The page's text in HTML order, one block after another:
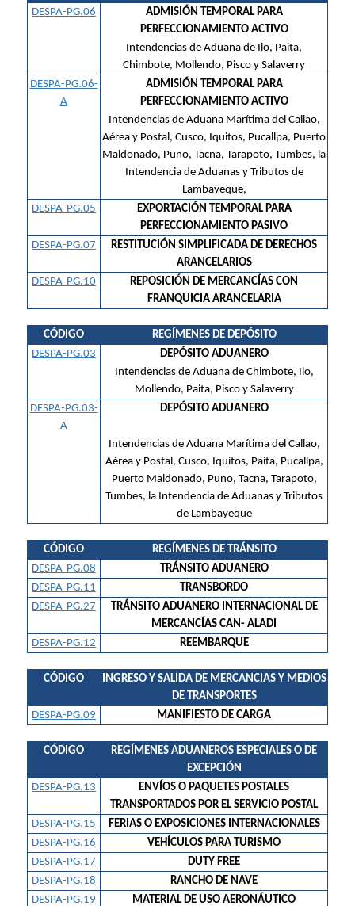
DESPA-PG.06
ADMISIÓN TEMPORAL PARA
PERFECCIONAMIENTO ACTIVO
Intendencias de Aduana de Ilo, Paita,
Chimbote, Mollendo, Pisco y Salaverry
DESPA-PG.06-
A
ADMISIÓN TEMPORAL PARA
PERFECCIONAMIENTO ACTIVO
Intendencias de Aduana Marítima del Callao,
Aérea y Postal, Cusco, Iquitos, Pucallpa, Puerto
Maldonado, Puno, Tacna, Tarapoto, Tumbes, la
Intendencia de Aduanas y Tributos de
Lambayeque,
DESPA-PG.05
EXPORTACIÓN TEMPORAL PARA
PERFECCIONAMIENTO PASIVO
DESPA-PG.07
RESTITUCIÓN SIMPLIFICADA DE DERECHOS
ARANCELARIOS
DESPA-PG.10
REPOSICIÓN DE MERCANCÍAS CON
FRANQUICIA ARANCELARIA
CÓDIGO
REGÍMENES DE DEPÓSITO
DESPA-PG.03
DEPÓSITO ADUANERO
Intendencias de Aduana de Chimbote, Ilo,
Mollendo, Paita, Pisco y Salaverry
DESPA-PG.03-
A
DEPÓSITO ADUANERO
Intendencias de Aduana Marítima del Callao,
Aérea y Postal, Cusco, Iquitos, Paita, Pucallpa,
Puerto Maldonado, Puno, Tacna, Tarapoto,
Tumbes, la Intendencia de Aduanas y Tributos
de Lambayeque
CÓDIGO
REGÍMENES DE TRÁNSITO
DESPA-PG.08
TRÁNSITO ADUANERO
DESPA-PG.11
TRANSBORDO
DESPA-PG.27
TRÁNSITO ADUANERO INTERNACIONAL DE
MERCANCÍAS CAN- ALADI
DESPA-PG.12
REEMBARQUE
CÓDIGO
INGRESO Y SALIDA DE MERCANCIAS Y MEDIOS
DE TRANSPORTES
DESPA-PG.09
MANIFIESTO DE CARGA
CÓDIGO
REGÍMENES ADUANEROS ESPECIALES O DE
EXCEPCIÓN
DESPA-PG.13
ENVÍOS O PAQUETES POSTALES
TRANSPORTADOS POR EL SERVICIO POSTAL
DESPA-PG.15
FERIAS O EXPOSICIONES INTERNACIONALES
DESPA-PG.16
VEHÍCULOS PARA TURISMO
DESPA-PG.17
DUTY FREE
DESPA-PG.18
RANCHO DE NAVE
DESPA-PG.19
MATERIAL DE USO AERONÁUTICO